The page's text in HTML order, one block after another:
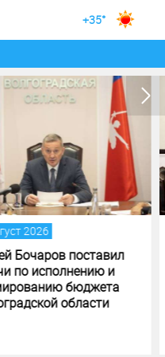
+35°
04 август 2026
Андрей Бочаров провел
совещание по ходу
создания памятника и
музея СВО